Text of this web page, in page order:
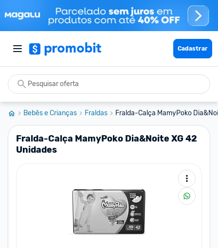
Cadastrar
Bebês e Crianças Fraldas Fralda-Calça MamyPoko
Fralda-Calça MamyPoko Dia&Noite XG 42
Unidades